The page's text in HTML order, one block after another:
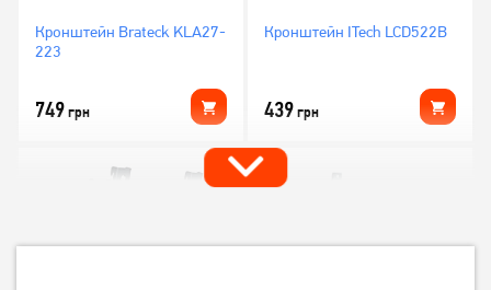
Кронштейн Brateck KLA27-
223
749грн
Кронштейн ITech LCD522B
439грн